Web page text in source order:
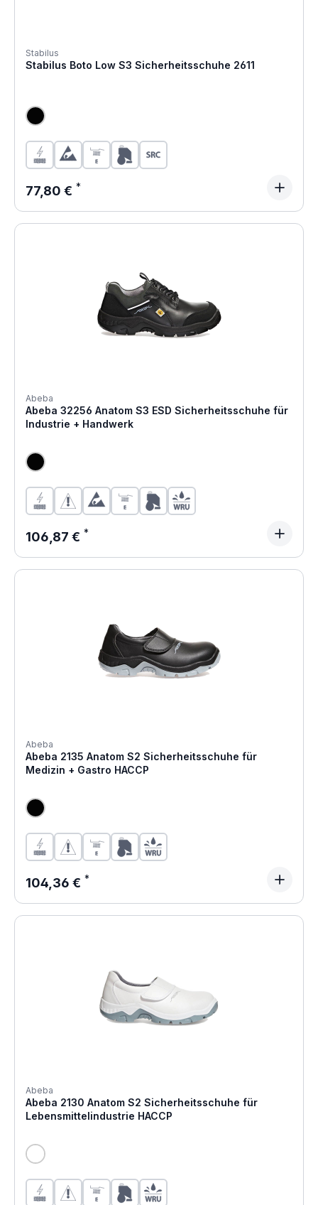
Stabilus
Stabilus Boto Low S3 Sicherheitsschuhe 2611
Regulärer Preis:
77,80 €
Abeba
Abeba 32256 Anatom S3 ESD Sicherheitsschuhe für
Industrie + Handwerk
Regulärer Preis:
106,87 €
Abeba
Abeba 2135 Anatom S2 Sicherheitsschuhe für
Medizin + Gastro HACCP
Regulärer Preis:
104,36 €
Abeba
Abeba 2130 Anatom S2 Sicherheitsschuhe für
Lebensmittelindustrie HACCP